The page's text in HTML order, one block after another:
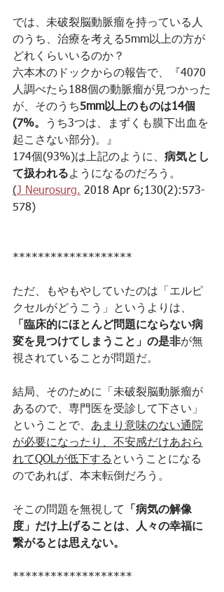
では、未破裂脳動脈瘤を持っている人
のうち、治療を考える5mm以上の方が
どれくらいいるのか？
六本木のドックからの報告で、『4070
人調べたら188個の動脈瘤が見つかった
が、そのうち5mm以上のものは14個
(7%。
うち3つは、まずくも膜下出血を
起こさない部分)。』
174個(93%)は上記のように、 病気とし
て扱われるようになるのだろう。
(J Neurosurg. 2018 Apr 6;130(2):573-
578)
*******************
ただ、もやもやしていたのは「エルピ
クセルがどうこう」というよりは、
「臨床的にほとんど問題にならない病
変を見つけてしまうこと」の是非が無
視されていることが問題だ。
結局、そのために「未破裂脳動脈瘤が
あるので、専門医を受診して下さい」
ということで、 あまり意味のない通院
が必要になったり、不安感だけあおら
れてQOLが低下する ということになる
のであれば、本末転倒だろう。
そこの問題を無視して
「病気の解像
度」だけ上げることは、人々の幸福に
繋がるとは思えない。
*******************